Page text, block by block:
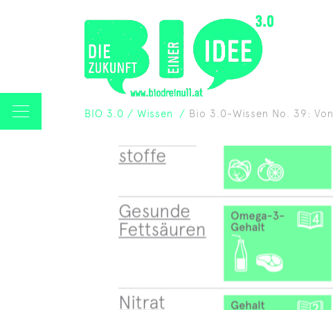
BIO 3.0 / Wissen / Bio 3.0-Wissen No. 39: